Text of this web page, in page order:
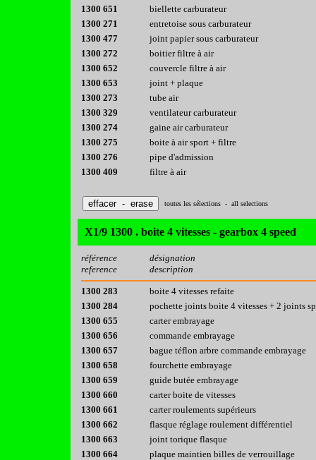
1300 651
biellette carburateur
1300 271
entretoise sous carburateur
1300 477
joint papier sous carburateur
1300 272
boitier filtre à air
1300 652
couvercle filtre à air
1300 653
joint + plaque
1300 273
tube air
1300 329
ventilateur carburateur
1300 274
gaine air carburateur
1300 275
boite à air sport + filtre
1300 276
pipe d'admission
1300 409
filtre à air
toutes les sélections - all selections
X1/9 1300 . boite 4 vitesses - gearbox 4 speed
référence
reference
désignation
description
1300 283
boite 4 vitesses refaite
1300 284
pochette joints boite 4 vitesses + 2 joints
1300 655
carter embrayage
1300 656
commande embrayage
1300 657
bague téflon arbre commande embrayage
1300 658
fourchette embrayage
1300 659
guide butée embrayage
1300 660
carter boite de vitesses
1300 661
carter roulements supérieurs
1300 662
flasque réglage roulement différentiel
1300 663
joint torique flasque
1300 664
plaque maintien billes de verrouillage